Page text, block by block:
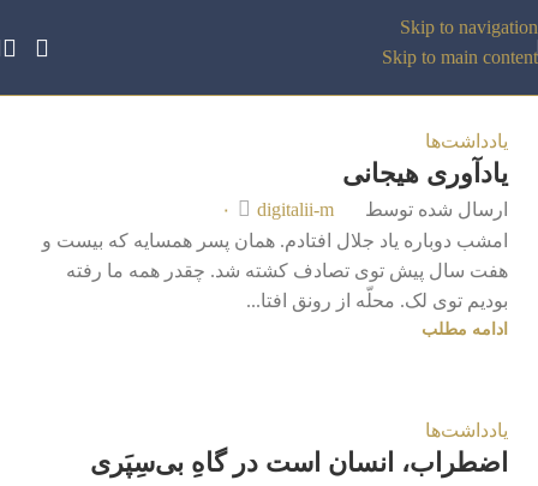
Skip to navigation
Skip to main content
یادداشت‌ها
یادآوری هیجانی
ارسال شده توسط digitalii-m
۰
امشب دوباره یاد جلال افتادم. همان پسر همسایه که بیست و
هفت سال پیش توی تصادف کشته شد. چقدر همه ما رفته
بودیم توی لک. محلّه از رونق افتا...
ادامه مطلب
یادداشت‌ها
اضطراب، انسان است در گاهِ بی‌سِپَری